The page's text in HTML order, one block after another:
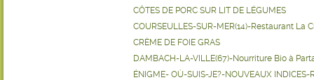
CÔTES DE PORC SUR LIT DE LÉGUMES
COURSEULLES-SUR-MER(14)-Restaurant La
CRÈME DE FOIE GRAS
DAMBACH-LA-VILLE(67)-Nourriture Bio à
ÉNIGME- OÙ-SUIS-JE?-NOUVEAUX INDICES-